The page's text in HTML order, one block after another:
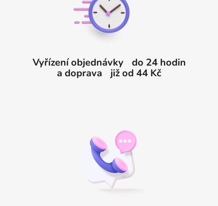
Vyřízení objednávky do 24 hodin
a doprava již od 44 Kč